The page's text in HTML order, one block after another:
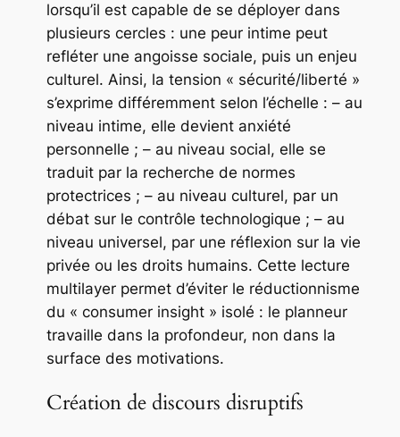
lorsqu’il est capable de se déployer dans
plusieurs cercles : une peur intime peut
refléter une angoisse sociale, puis un enjeu
culturel. Ainsi, la tension « sécurité/liberté »
s’exprime différemment selon l’échelle : – au
niveau intime, elle devient anxiété
personnelle ; – au niveau social, elle se
traduit par la recherche de normes
protectrices ; – au niveau culturel, par un
débat sur le contrôle technologique ; – au
niveau universel, par une réflexion sur la vie
privée ou les droits humains. Cette lecture
multilayer permet d’éviter le réductionnisme
du « consumer insight » isolé : le planneur
travaille dans la profondeur, non dans la
surface des motivations.
Création de discours disruptifs